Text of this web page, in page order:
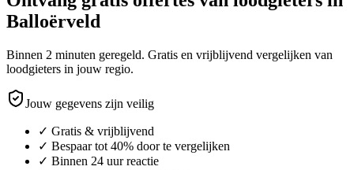
Balloërveld
Binnen 2 minuten geregeld. Gratis en vrijblijvend vergelijken van
loodgieters in jouw regio.
Jouw gegevens zijn veilig
✓ Gratis & vrijblijvend
✓ Bespaar tot 40% door te vergelijken
✓ Binnen 24 uur reactie